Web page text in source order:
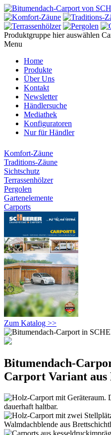
Produktgruppe hier auswählen
Menu
Home
Produkte
Über Uns
Kontakt
Newsletter
Händlersuche
Mediathek
Konfiguratoren
Nur für Händler
Komfort-Zäune
Traditions-Zäune
Sichtschutz
Terrassenhölzer
Pergolen
Gartenelemente
Carports
Zum Katalog >>
Bitumendach-
Carport Variant aus